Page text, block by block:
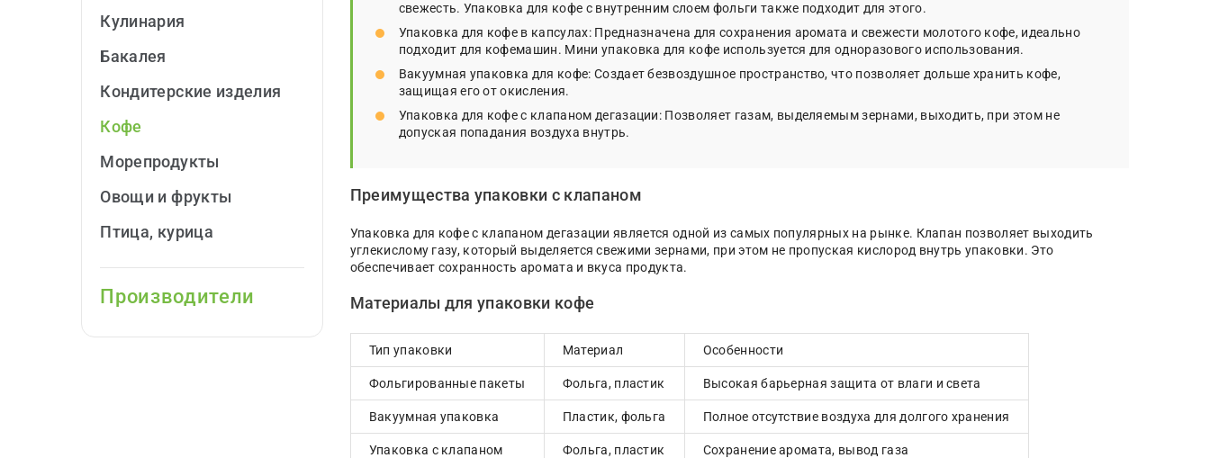
Кулинария
Бакалея
Кондитерские изделия
Кофе
Морепродукты
Овощи и фрукты
Птица, курица
Производители
свежесть. Упаковка для кофе с внутренним слоем фольги также подходит для этого.
Упаковка для кофе в капсулах: Предназначена для сохранения аромата и свежести молотого кофе, идеально
подходит для кофемашин. Мини упаковка для кофе используется для одноразового использования.
Вакуумная упаковка для кофе: Создает безвоздушное пространство, что позволяет дольше хранить кофе,
защищая его от окисления.
Упаковка для кофе с клапаном дегазации: Позволяет газам, выделяемым зернами, выходить, при этом не
допуская попадания воздуха внутрь.
Преимущества упаковки с клапаном
Упаковка для кофе с клапаном дегазации является одной из самых популярных на рынке. Клапан позволяет выходить
углекислому газу, который выделяется свежими зернами, при этом не пропуская кислород внутрь упаковки. Это
обеспечивает сохранность аромата и вкуса продукта.
Материалы для упаковки кофе
Тип упаковки Материал Особенности
Фольгированные пакеты Фольга, пластик Высокая барьерная защита от влаги и света
Вакуумная упаковка Пластик, фольга Полное отсутствие воздуха для долгого хранения
Упаковка с клапаном Фольга, пластик Сохранение аромата, вывод газа